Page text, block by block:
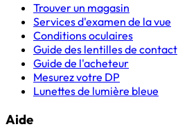
Trouver un magasin
Services d'examen de la vue
Conditions oculaires
Guide des lentilles de contact
Guide de l'acheteur
Mesurez votre DP
Lunettes de lumière bleue
Aide